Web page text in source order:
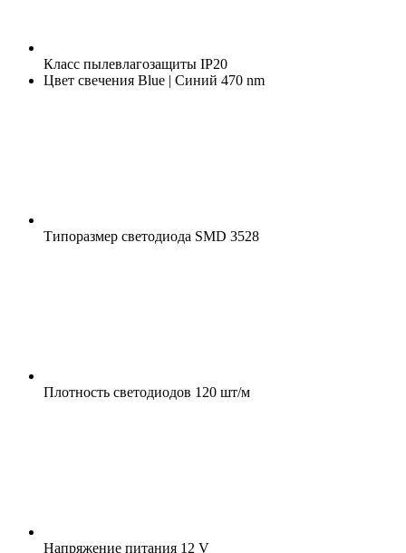
Класс пылевлагозащиты IP20
Цвет свечения Blue | Синий 470 nm
Типоразмер светодиода SMD 3528
Плотность светодиодов 120 шт/м
Напряжение питания 12 V